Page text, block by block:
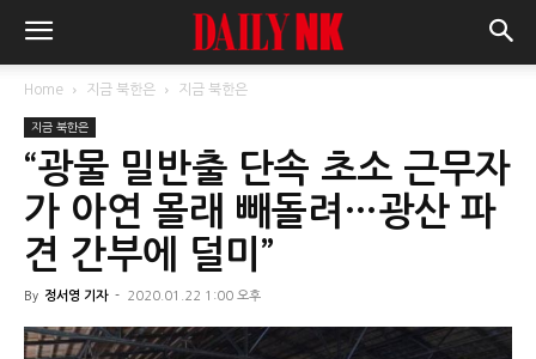
Home 지금 북한은 지금 북한은
지금 북한은
“광물 밀반출 단속 초소 근무자
가 아연 몰래 빼돌려…광산 파
견 간부에 덜미”
By 정서영 기자 - 2020.01.22 1:00 오후